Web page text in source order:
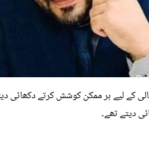
کے لیے ہر ممکن کوشش کرتے دکھائی
دیتے تھے۔